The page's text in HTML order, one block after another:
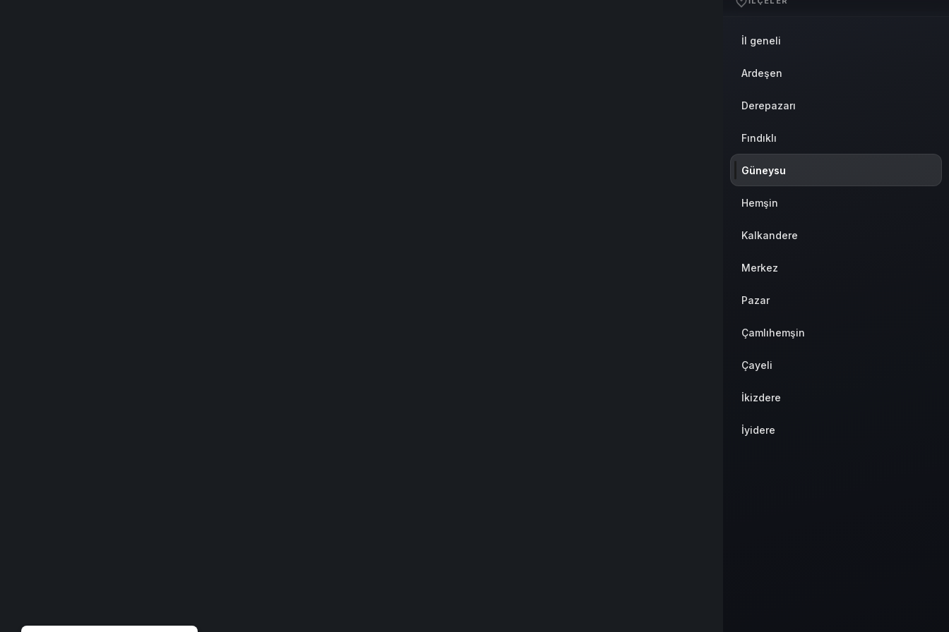
İl geneli
Ardeşen
Derepazarı
Fındıklı
Güneysu
Hemşin
Kalkandere
Merkez
Pazar
Çamlıhemşin
Çayeli
İkizdere
İyidere